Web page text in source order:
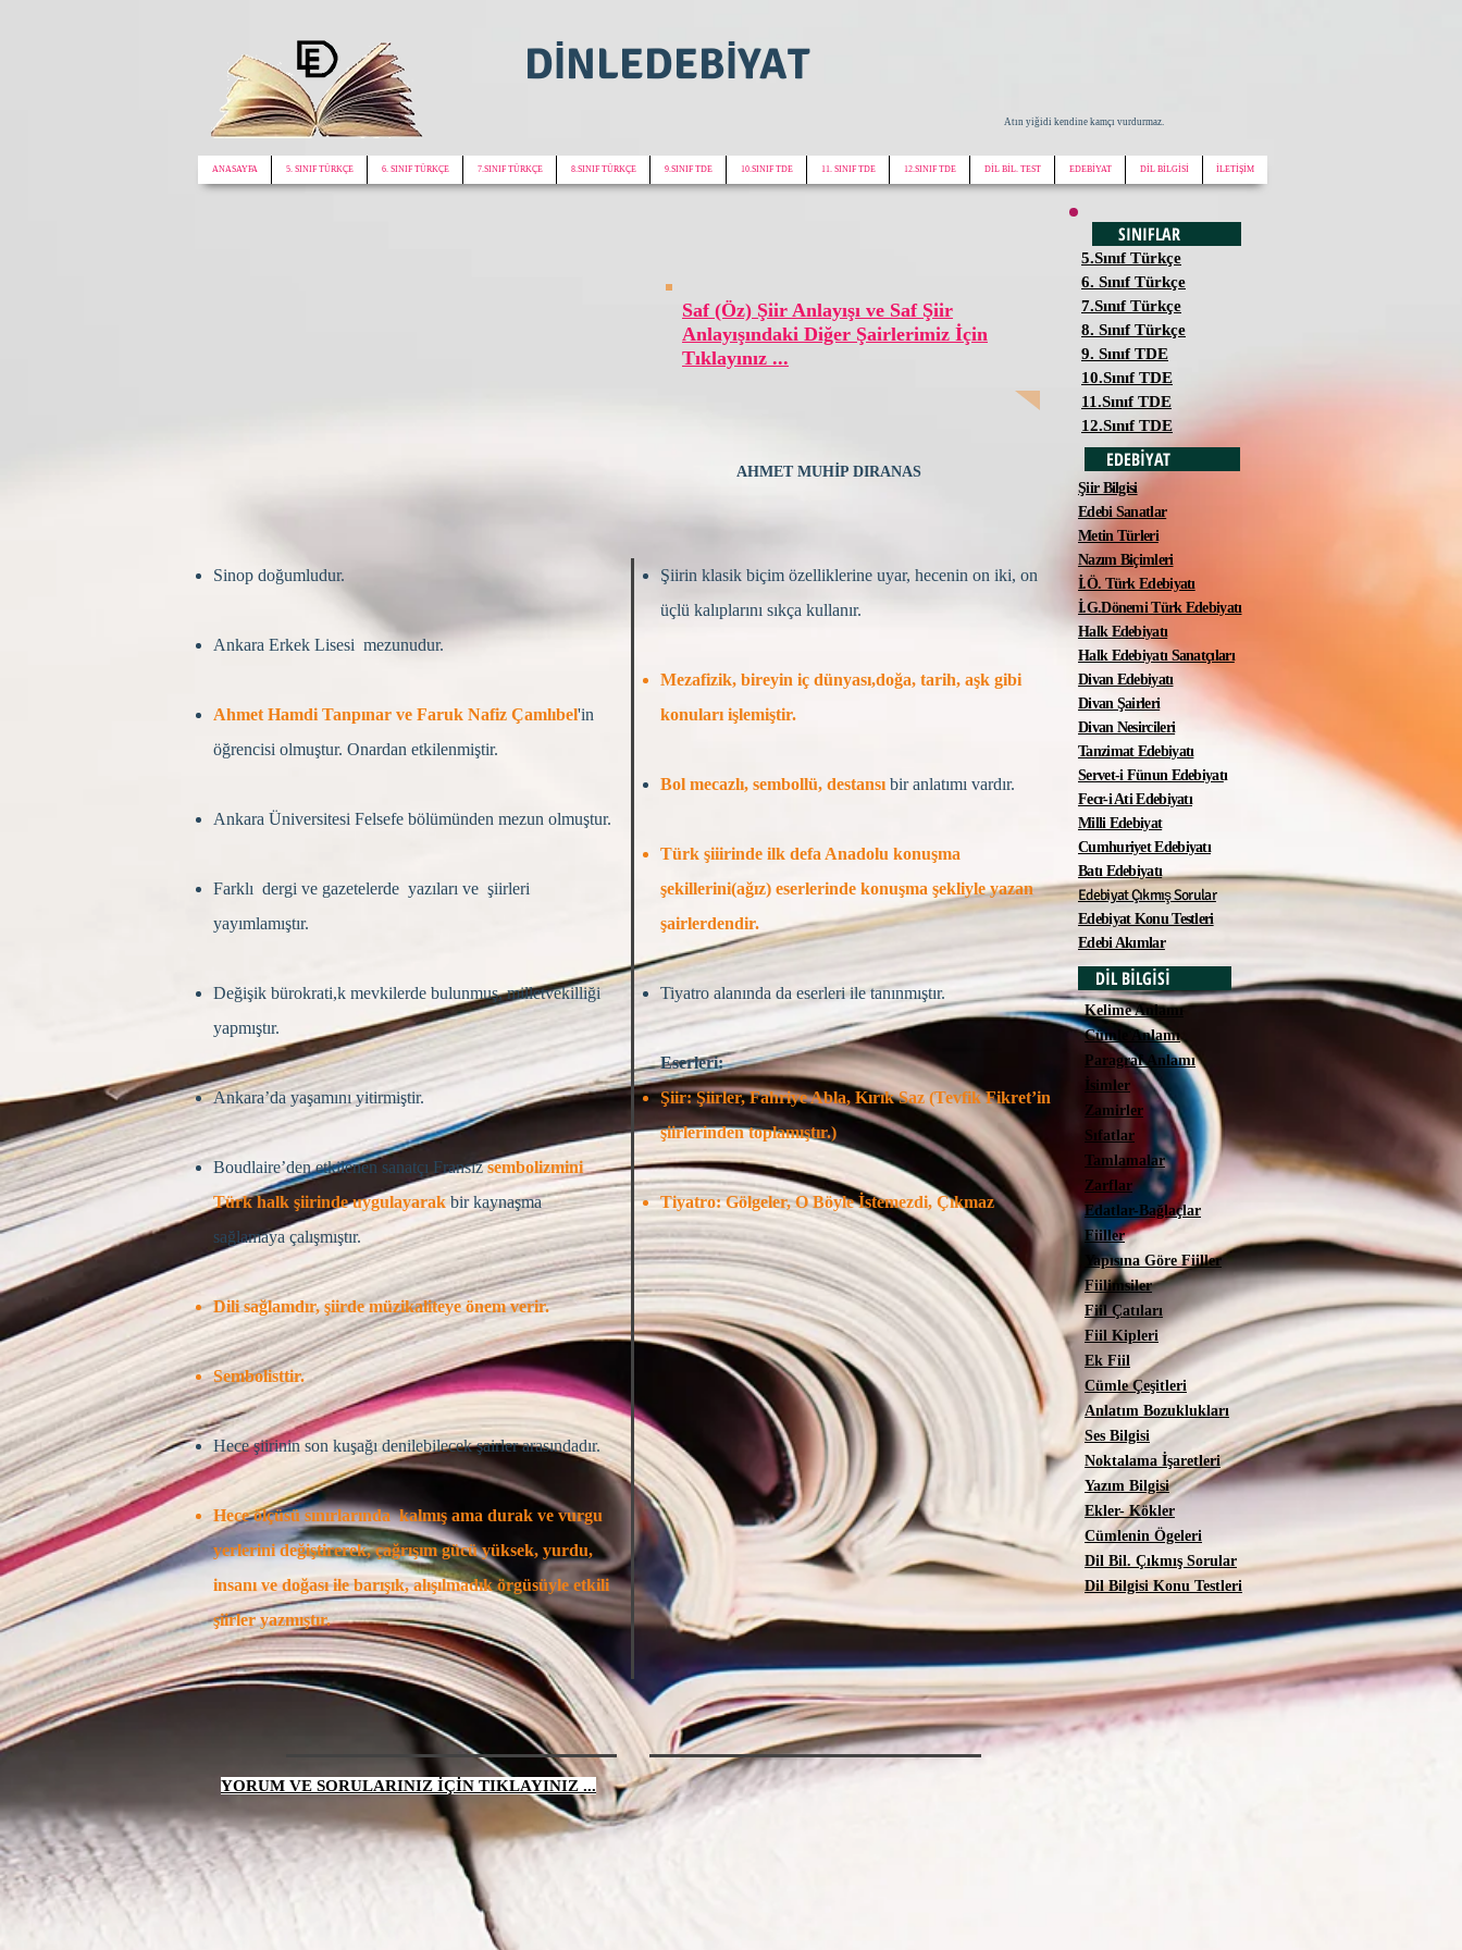
DİNLEDEBİYAT
Atın yiğidi kendine kamçı vurdurmaz.
ANASAYFA 5. SINIF TÜRKÇE 6. SINIF TÜRKÇE 7.SINIF TÜRKÇE 8.SINIF TÜRKÇE 9.SINIF TDE 10.SINIF TDE 11. SINIF TDE 12.SINIF TDE DİL BİL. TEST EDEBİYAT DİL BİLGİSİ İLETİŞİM
Saf (Öz) Şiir Anlayışı ve Saf Şiir
Anlayışındaki Diğer Şairlerimiz İçin
Tıklayınız ...
AHMET MUHİP DIRANAS
Sinop doğumludur.
Ankara Erkek Lisesi mezunudur.
Ahmet Hamdi Tanpınar ve Faruk Nafiz Çamlıbel'in
öğrencisi olmuştur. Onardan etkilenmiştir.
Ankara Üniversitesi Felsefe bölümünden mezun olmuştur.
Farklı dergi ve gazetelerde yazıları ve şiirleri
yayımlamıştır.
Değişik bürokrati,k mevkilerde bulunmuş, milletvekilliği
yapmıştır.
Ankara’da yaşamını yitirmiştir.
Boudlaire’den etkilenen sanatçı Fransızsembolizmini
Türk halk şiirinde uygulayarak bir kaynaşma
sağlamaya çalışmıştır.
Dili sağlamdır, şiirde müzikaliteye önem verir.
Sembolisttir.
Hece şiirinin son kuşağı denilebilecek şairler arasındadır.
Hece ölçüsü sınırlarında kalmış ama durak ve vurgu
yerlerini değiştirerek, çağrışım gücü yüksek, yurdu,
insanı ve doğası ile barışık, alışılmadık örgüsüyle etkili
şiirler yazmıştır.
Şiirin klasik biçim özelliklerine uyar, hecenin on iki, on
üçlü kalıplarını sıkça kullanır.
Mezafizik, bireyin iç dünyası,doğa, tarih, aşk gibi
konuları işlemiştir.
Bol mecazlı, sembollü, destansı bir anlatımı vardır.
Türk şiiirinde ilk defa Anadolu konuşma
şekillerini(ağız) eserlerinde konuşma şekliyle yazan
şairlerdendir.
Tiyatro alanında da eserleri ile tanınmıştır.
Eserleri:
Şiir: Şiirler, Fahriye Abla, Kırık Saz (Tevfik Fikret’in
şiirlerinden toplamıştır.)
Tiyatro: Gölgeler, O Böyle İstemezdi, Çıkmaz
SINIFLAR
5.Sınıf Türkçe
6. Sınıf Türkçe
7.Sınıf Türkçe
8. Sınıf Türkçe
9. Sınıf TDE
10.Sınıf TDE
11.Sınıf TDE
12.Sınıf TDE
EDEBİYAT
Şiir Bilgisi
Edebi Sanatlar
Metin Türleri
Nazım Biçimleri
İ.Ö. Türk Edebiyatı
İ.G.Dönemi Türk Edebiyatı
Halk Edebiyatı
Halk Edebiyatı Sanatçıları
Divan Edebiyatı
Divan Şairleri
Divan Nesircileri
Tanzimat Edebiyatı
Servet-i Fünun Edebiyatı
Fecr-i Ati Edebiyatı
Milli Edebiyat
Cumhuriyet Edebiyatı
Batı Edebiyatı
Edebiyat Çıkmış Sorular
Edebiyat Konu Testleri
Edebi Akımlar
DİL BİLGİSİ
Kelime Anlamı
Cümle Anlamı
Paragraf Anlamı
İsimler
Zamirler
Sıfatlar
Tamlamalar
Zarflar
Edatlar-Bağlaçlar
Fiiller
Yapısına Göre Fiiller
Fiilimsiler
Fiil Çatıları
Fiil Kipleri
Ek Fiil
Cümle Çeşitleri
Anlatım Bozuklukları
Ses Bilgisi
Noktalama İşaretleri
Yazım Bilgisi
Ekler- Kökler
Cümlenin Ögeleri
Dil Bil. Çıkmış Sorular
Dil Bilgisi Konu Testleri
YORUM VE SORULARINIZ İÇİN TIKLAYINIZ ...